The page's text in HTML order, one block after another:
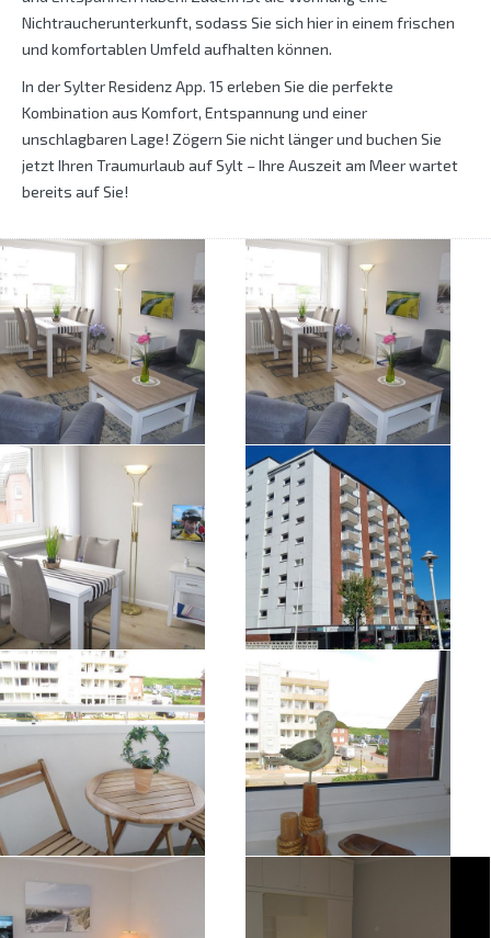
Nichtraucherunterkunft, sodass Sie sich hier in einem frischen
und komfortablen Umfeld aufhalten können.
In der Sylter Residenz App. 15 erleben Sie die perfekte
Kombination aus Komfort, Entspannung und einer
unschlagbaren Lage! Zögern Sie nicht länger und buchen Sie
jetzt Ihren Traumurlaub auf Sylt – Ihre Auszeit am Meer wartet
bereits auf Sie!